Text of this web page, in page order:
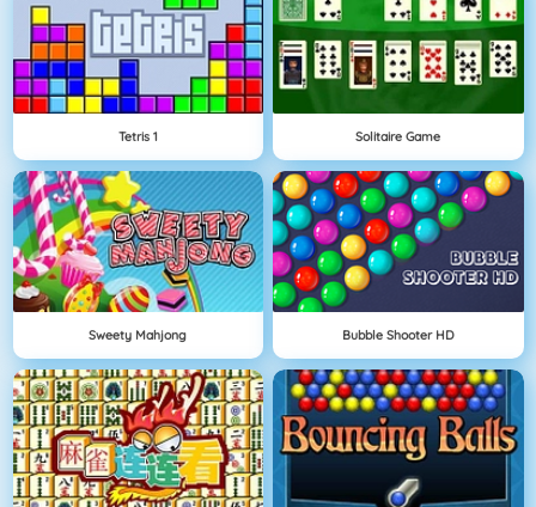
Tetris 1 Solitaire Game
Sweety Mahjong Bubble Shooter HD